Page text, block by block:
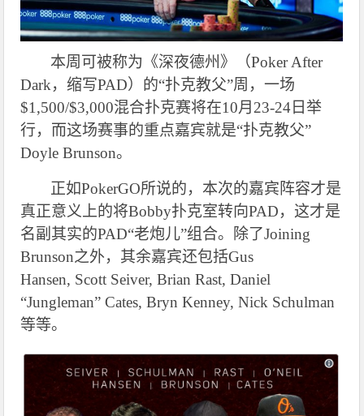
本周可被称为《深夜德州》（Poker After
Dark，缩写PAD）的“扑克教父”周，一场
$1,500/$3,000混合扑克赛将在10月23-24日举
行，而这场赛事的重点嘉宾就是“扑克教父”
Doyle Brunson。
正如PokerGO所说的，本次的嘉宾阵容才是
真正意义上的将Bobby扑克室转向PAD，这才是
名副其实的PAD“老炮儿”组合。除了Joining
Brunson之外，其余嘉宾还包括Gus
Hansen, Scott Seiver, Brian Rast, Daniel
“Jungleman” Cates, Bryn Kenney, Nick Schulman
等等。